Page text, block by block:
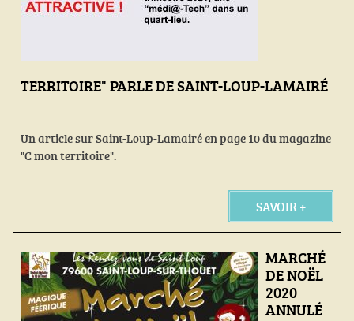
TERRITOIRE" PARLE DE SAINT-LOUP-LAMAIRÉ
Un article sur Saint-Loup-Lamairé en page 10 du magazine
"C mon territoire".
SAVOIR +
MARCHÉ
DE NOËL
2020
ANNULÉ